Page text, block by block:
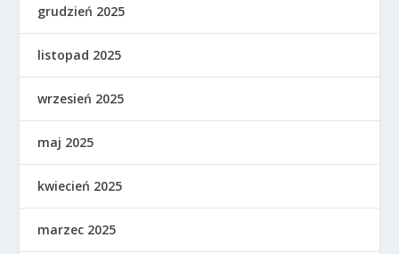
grudzień 2025
listopad 2025
wrzesień 2025
maj 2025
kwiecień 2025
marzec 2025